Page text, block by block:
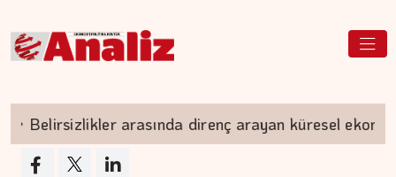
arasında direnç arayan küresel ekonomi